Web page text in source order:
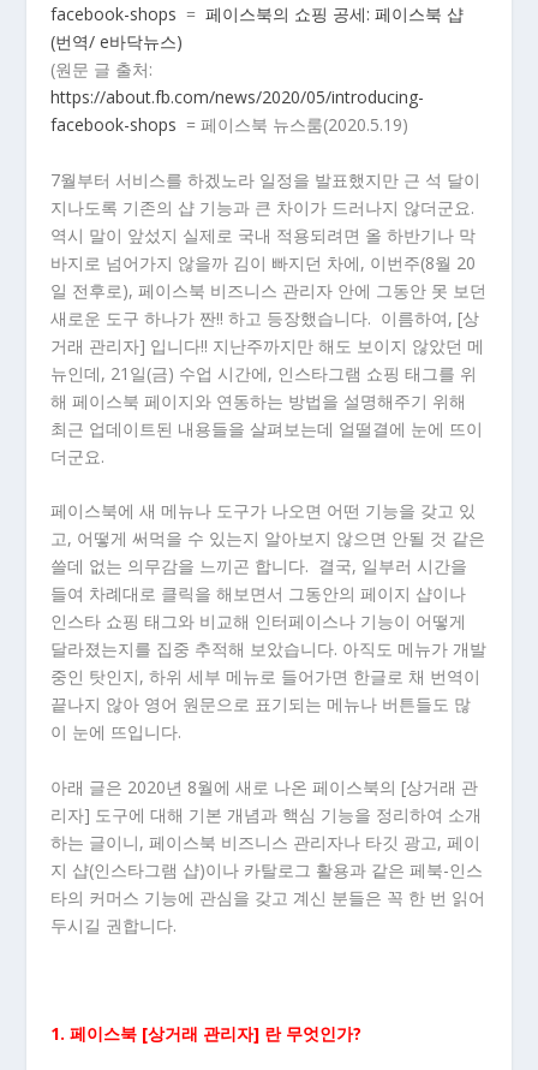
facebook-shops =페이스북의 쇼핑 공세: 페이스북 샵
(번역/ e바닥뉴스)
(원문 글 출처:
https://about.fb.com/news/2020/05/introducing-
facebook-shops = 페이스북 뉴스룸(2020.5.19)
7월부터 서비스를 하겠노라 일정을 발표했지만 근 석 달이
지나도록 기존의 샵 기능과 큰 차이가 드러나지 않더군요.
역시 말이 앞섰지 실제로 국내 적용되려면 올 하반기나 막
바지로 넘어가지 않을까 김이 빠지던 차에, 이번주(8월 20
일 전후로), 페이스북 비즈니스 관리자 안에 그동안 못 보던
새로운 도구 하나가 짠!! 하고 등장했습니다. 이름하여, [상
거래 관리자] 입니다!! 지난주까지만 해도 보이지 않았던 메
뉴인데, 21일(금) 수업 시간에, 인스타그램 쇼핑 태그를 위
해 페이스북 페이지와 연동하는 방법을 설명해주기 위해
최근 업데이트된 내용들을 살펴보는데 얼떨결에 눈에 뜨이
더군요.
페이스북에 새 메뉴나 도구가 나오면 어떤 기능을 갖고 있
고, 어떻게 써먹을 수 있는지 알아보지 않으면 안될 것 같은
쓸데 없는 의무감을 느끼곤 합니다. 결국, 일부러 시간을
들여 차례대로 클릭을 해보면서 그동안의 페이지 샵이나
인스타 쇼핑 태그와 비교해 인터페이스나 기능이 어떻게
달라졌는지를 집중 추적해 보았습니다. 아직도 메뉴가 개발
중인 탓인지, 하위 세부 메뉴로 들어가면 한글로 채 번역이
끝나지 않아 영어 원문으로 표기되는 메뉴나 버튼들도 많
이 눈에 뜨입니다.
아래 글은 2020년 8월에 새로 나온 페이스북의 [상거래 관
리자] 도구에 대해 기본 개념과 핵심 기능을 정리하여 소개
하는 글이니, 페이스북 비즈니스 관리자나 타깃 광고, 페이
지 샵(인스타그램 샵)이나 카탈로그 활용과 같은 페북-인스
타의 커머스 기능에 관심을 갖고 계신 분들은 꼭 한 번 읽어
두시길 권합니다.
1. 페이스북 [상거래 관리자] 란 무엇인가?